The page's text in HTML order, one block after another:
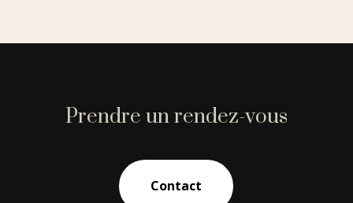
Prendre un rendez-vous
Contact